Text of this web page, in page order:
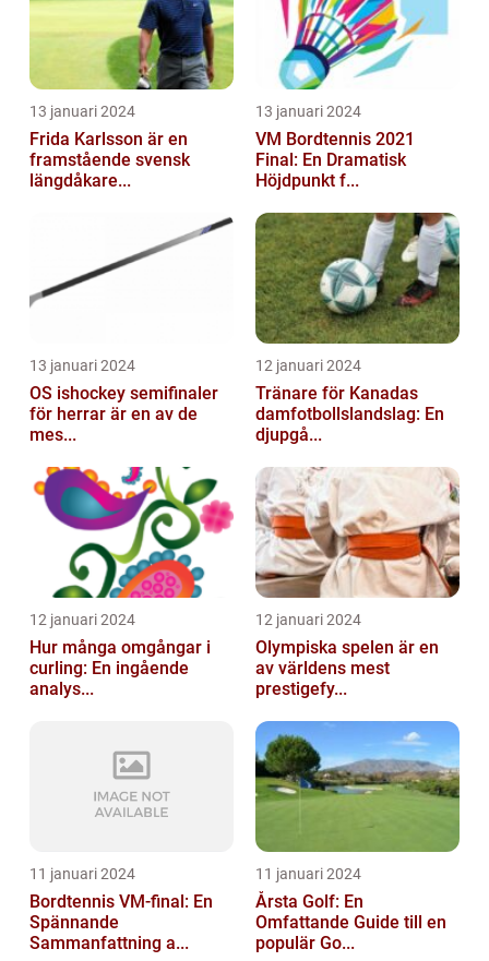
13 januari 2024
Frida Karlsson är en
framstående svensk
längdåkare...
13 januari 2024
VM Bordtennis 2021
Final: En Dramatisk
Höjdpunkt f...
13 januari 2024
OS ishockey semifinaler
för herrar är en av de
mes...
12 januari 2024
Tränare för Kanadas
damfotbollslandslag: En
djupgå...
12 januari 2024
Hur många omgångar i
curling: En ingående
analys...
12 januari 2024
Olympiska spelen är en
av världens mest
prestigefy...
11 januari 2024
Bordtennis VM-final: En
Spännande
Sammanfattning a...
11 januari 2024
Årsta Golf: En
Omfattande Guide till en
populär Go...